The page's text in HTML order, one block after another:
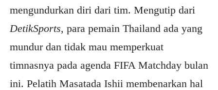
mengundurkan diri dari tim. Mengutip dari
DetikSports, para pemain Thailand ada yang
mundur dan tidak mau memperkuat
timnasnya pada agenda FIFA Matchday bulan
ini. Pelatih Masatada Ishii membenarkan hal